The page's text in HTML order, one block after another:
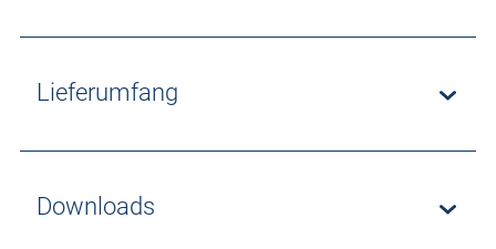
Lieferumfang
Downloads